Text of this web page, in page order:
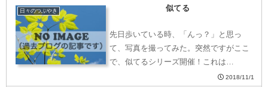
日々のつぶやき 似てる
先日歩いている時、「んっ？」と思っ
て、写真を撮ってみた。突然ですがここ
で、似てるシリーズ開催！これは…
2018/11/1